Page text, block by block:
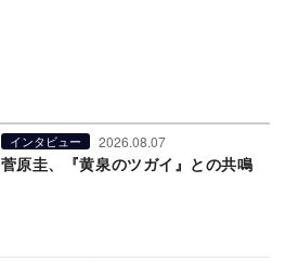
インタビュー 2026.08.07
菅原圭、『黄泉のツガイ』との共鳴